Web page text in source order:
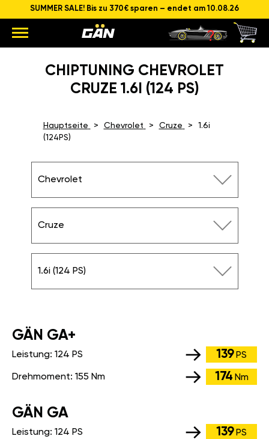
SUMMER SALE! Bis zu 370€ sparen – endet am 10.08.26
CHIPTUNING CHEVROLET
CRUZE 1.6I (124 PS)
Hauptseite Chevrolet Cruze
1.6i
(124PS)
Chevrolet
Cruze
1.6i (124 PS)
GÄN GA+
Leistung: 124 PS 139 PS
Drehmoment: 155 Nm 174 Nm
GÄN GA
Leistung: 124 PS 139 PS